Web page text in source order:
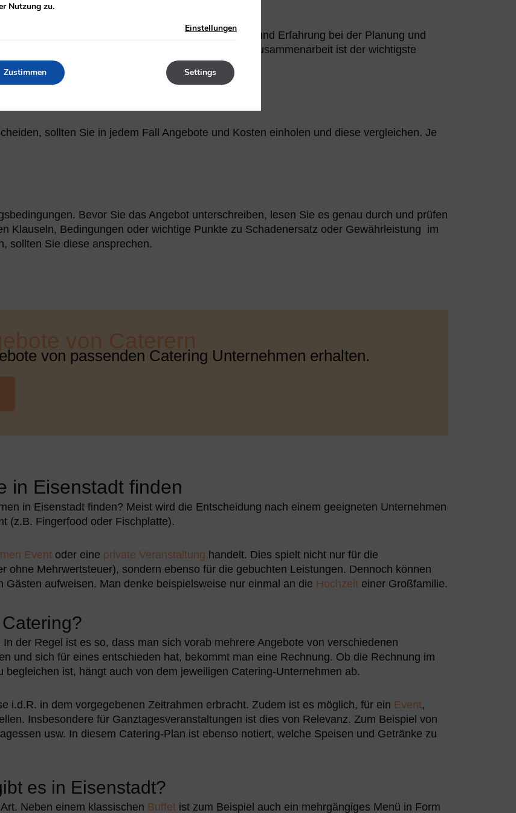
Abgesehen von Schwerpunkte, Qualifikation und Erfahrung bei der Planung und
auf die richtige „Chemie“ achten. Die gute Zusammenarbeit ist der wichtigste
Services.
sollten Sie in jedem Fall Angebote und Kosten einholen und diese vergleichen. Je
Bevor Sie das Angebot unterschreiben, lesen Sie es genau durch und prüfen
Klauseln, Bedingungen oder wichtige Punkte zu Schadenersatz oder Gewährleistung im
sollten Sie diese ansprechen.
von Caterern
von passenden Catering Unternehmen erhalten.
in Eisenstadt finden
in Eisenstadt finden? Meist wird die Entscheidung nach einem geeigneten Unternehmen
(z.B. Fingerfood oder Fischplatte).
Event oder eine private Veranstaltung handelt. Dies spielt nicht nur für die
ohne Mehrwertsteuer), sondern ebenso für die gebuchten Leistungen. Dennoch können
Gästen aufweisen. Man denke beispielsweise nur einmal an die Hochzeit einer Großfamilie.
der Regel ist es so, dass man sich vorab mehrere Angebote von verschiedenen
und sich für eines entschieden hat, bekommt man eine Rechnung. Ob die Rechnung im
ist, hängt auch von dem jeweiligen Catering-Unternehmen ab.
i.d.R. in dem vorgegebenen Zeitrahmen erbracht. Zudem ist es möglich, für ein Event,
Insbesondere für Ganztagesveranstaltungen ist dies von Relevanz. Zum Beispiel von
usw. In diesem Catering-Plan ist ebenso notiert, welche Speisen und Getränke zu
es in Eisenstadt?
Neben einem klassischen Buffet ist zum Beispiel auch ein mehrgängiges Menü in Form
Nutzung zu.
Einstellungen
Zustimmen Settings